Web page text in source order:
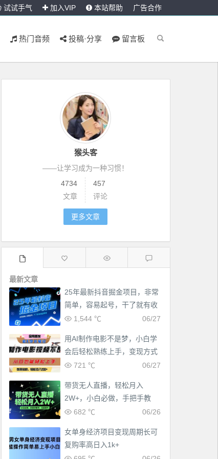
试试手气 加入VIP 本站帮助 广告合作
热门音频 投稿·分享 留言板
猴头客
——让学习成为一种习惯！
4734
文章
457
评论
更多文章
最新文章
25年最新抖音掘金项目，非常
简单，容易起号，干了就有收
益那种
06/27
1,544 ℃
用AI制作电影不是梦，小白学
会后轻松熟练上手，变现方式
多样，日入2张+
06/27
721 ℃
带货无人直播，轻松月入
2W+，小白必做，手把手教
学，无脑操作(附学习资料)06/26
682 ℃
女单身经济项目变现周期长可
复购率高日入1k+